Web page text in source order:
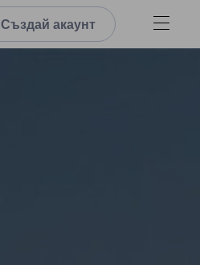
Създай акаунт